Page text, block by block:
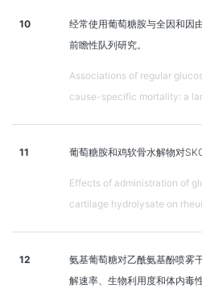
10
经常使用葡萄糖胺与全因和因
前瞻性队列研究。
Associations of regular
cause-specific mortality: a
11 葡萄糖胺和鸡软骨水解物对
Effects of administration of
cartilage hydrolysate on
12
氨基葡萄糖对乙酰氨基酚喷雾
解速率、生物利用度和体内毒